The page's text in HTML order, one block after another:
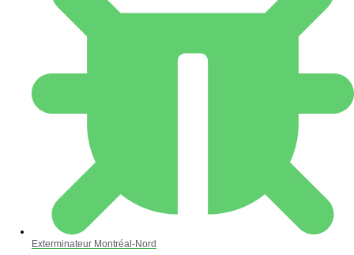
Exterminateur Montréal-Nord